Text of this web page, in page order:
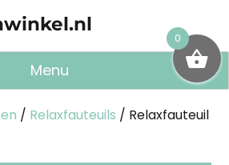
Menu
/ Relaxfauteuils / Relaxfauteuil
0